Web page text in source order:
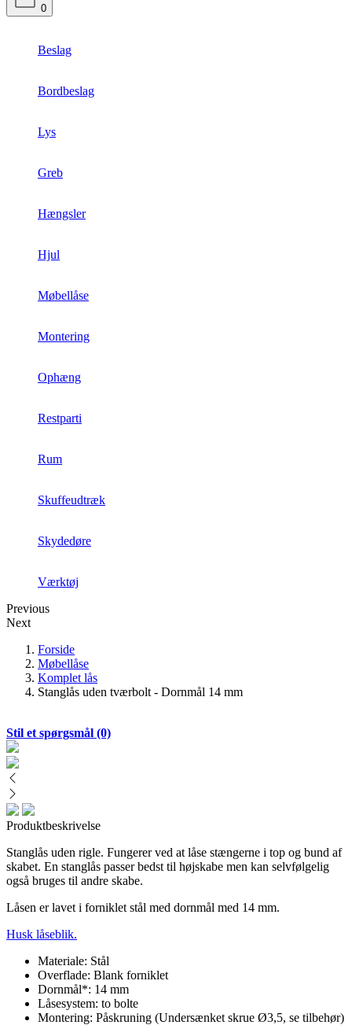
0
Beslag
Bordbeslag
Lys
Greb
Hængsler
Hjul
Møbellåse
Montering
Ophæng
Restparti
Rum
Skuffeudtræk
Skydedøre
Værktøj
Previous
Next
Forside
Møbellåse
Komplet lås
Stanglås uden tværbolt - Dornmål 14 mm
Stil et spørgsmål (0)
Produktbeskrivelse
Stanglås uden rigle. Fungerer ved at låse stængerne i top og bund af
skabet. En stanglås passer bedst til højskabe men kan selvfølgelig
også bruges til andre skabe.
Låsen er lavet i forniklet stål med dornmål med 14 mm.
Husk låseblik.
Materiale: Stål
Overflade: Blank forniklet
Dornmål*: 14 mm
Låsesystem: to bolte
Montering: Påskruning (Undersænket skrue Ø3,5, se tilbehør)